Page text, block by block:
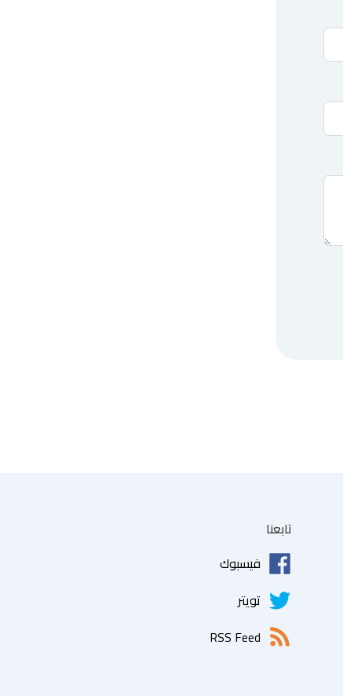
تابعنا
فيسبوك
تويتر
RSS Feed